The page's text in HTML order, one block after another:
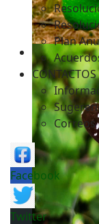
Plan
CONTACTOS
Correos
Facebook
Twitter